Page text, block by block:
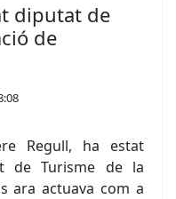
diputat de
de
Regull, ha estat
de Turisme de la
ara actuava com a